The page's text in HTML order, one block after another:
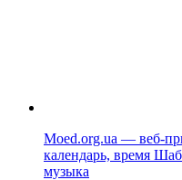
Moed.org.ua — веб-
календарь, время
музыка